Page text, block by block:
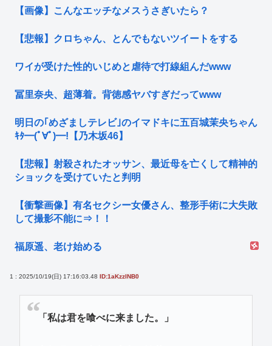
【画像】こんなエッチなメスうさぎいたら？
【悲報】クロちゃん、とんでもないツイートをする
ワイが受けた性的いじめと虐待で打線組んだwww
冨里奈央、超薄着。背徳感ヤバすぎだってwww
明日の｢めざましテレビ｣のイマドキに五百城茉央ちゃん
ｷﾀ━(ﾟ∀ﾟ)━!【乃木坂46】
【悲報】射殺されたオッサン、最近母を亡くして精神的
ショックを受けていたと判明
【衝撃画像】有名セクシー女優さん、整形手術に大失敗
して撮影不能に⇒！！
福原遥、老け始める
1 : 2025/10/19(日) 17:16:03.48 ID:1aKzzlNB0
「私は君を喰べに来ました。」